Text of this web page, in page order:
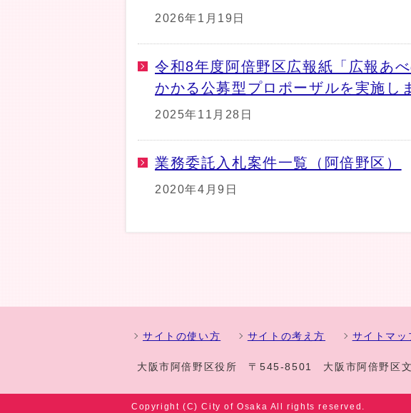
2026年1月19日
令和8年度阿倍野区広報紙「広報あ
かかる公募型プロポーザルを実施し
2025年11月28日
業務委託入札案件一覧（阿倍野区）
2020年4月9日
サイトの使い方 サイトの考え方 サイトマッ
大阪市阿倍野区役所 〒545-8501 大阪市阿倍野区
Copyright (C) City of Osaka All rights reserved.